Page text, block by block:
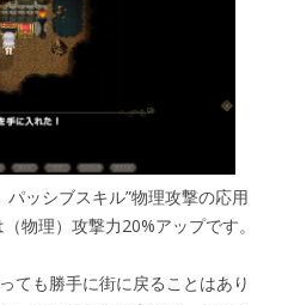
ッシブスキル”物理攻撃の応用
物理）攻撃力20%アップです。
ても勝手に街に戻ることはあり